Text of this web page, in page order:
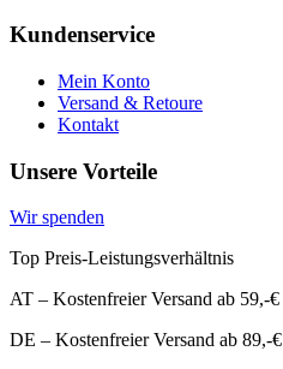
Kundenservice
Mein Konto
Versand & Retoure
Kontakt
Unsere Vorteile
Wir spenden
Top Preis-Leistungsverhältnis
AT – Kostenfreier Versand ab 59,-€
DE – Kostenfreier Versand ab 89,-€